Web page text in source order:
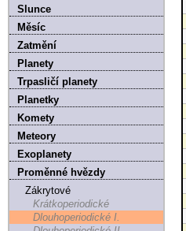
Slunce
Měsíc
Zatmění
Planety
Trpasličí planety
Planetky
Komety
Meteory
Exoplanety
Proměnné hvězdy
Zákrytové
Krátkoperiodické
Dlouhoperiodické I.